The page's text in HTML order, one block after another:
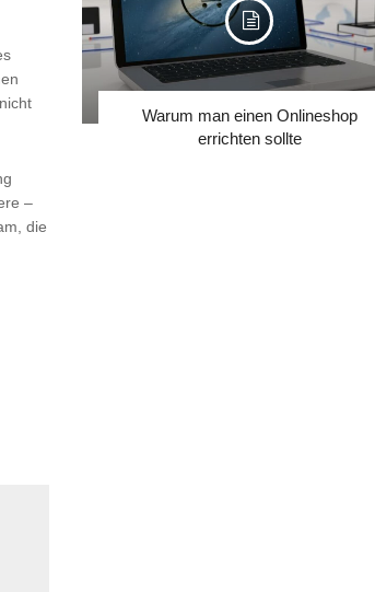
–
die
Warum man einen Onlineshop
errichten sollte